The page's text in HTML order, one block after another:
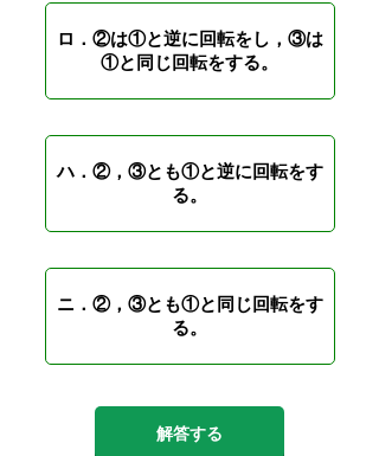
ロ．②は①と逆に回転をし，③は
①と同じ回転をする。
ハ．②，③とも①と逆に回転をす
る。
ニ．②，③とも①と同じ回転をす
る。
解答する